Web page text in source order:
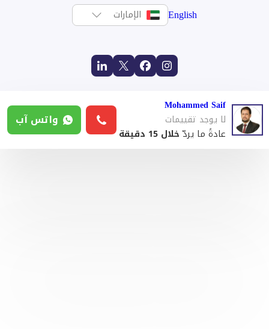
English الإمارات
Mohammed Saif
لا يوجد تقييمات
عادةً ما يردّخلال 15 دقيقة
واتس آب